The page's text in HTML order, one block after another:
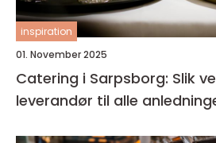
inspiration
01. November 2025
Catering i Sarpsborg: Slik
leverandør til alle